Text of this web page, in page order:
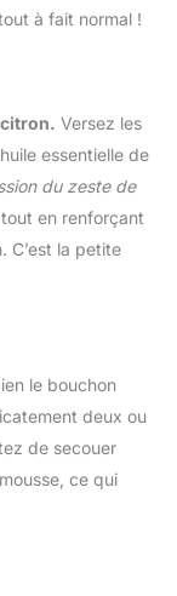
à fait normal !
Versez les
essentielle de
du zeste de
en renforçant
C’est la petite
le bouchon
deux ou
de secouer
ce qui